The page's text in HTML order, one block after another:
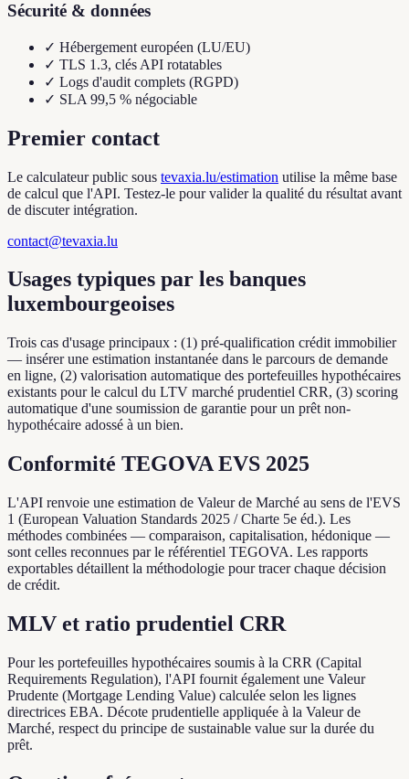
Sécurité & données
✓ Hébergement européen (LU/EU)
✓ TLS 1.3, clés API rotatables
✓ Logs d'audit complets (RGPD)
✓ SLA 99,5 % négociable
Premier contact
Le calculateur public sous tevaxia.lu/estimation utilise la même base
de calcul que l'API. Testez-le pour valider la qualité du résultat avant
de discuter intégration.
contact@tevaxia.lu
Usages typiques par les banques
luxembourgeoises
Trois cas d'usage principaux : (1) pré-qualification crédit immobilier
— insérer une estimation instantanée dans le parcours de demande
en ligne, (2) valorisation automatique des portefeuilles hypothécaires
existants pour le calcul du LTV marché prudentiel CRR, (3) scoring
automatique d'une soumission de garantie pour un prêt non-
hypothécaire adossé à un bien.
Conformité TEGOVA EVS 2025
L'API renvoie une estimation de Valeur de Marché au sens de l'EVS
1 (European Valuation Standards 2025 / Charte 5e éd.). Les
méthodes combinées — comparaison, capitalisation, hédonique —
sont celles reconnues par le référentiel TEGOVA. Les rapports
exportables détaillent la méthodologie pour tracer chaque décision
de crédit.
MLV et ratio prudentiel CRR
Pour les portefeuilles hypothécaires soumis à la CRR (Capital
Requirements Regulation), l'API fournit également une Valeur
Prudente (Mortgage Lending Value) calculée selon les lignes
directrices EBA. Décote prudentielle appliquée à la Valeur de
Marché, respect du principe de sustainable value sur la durée du
prêt.